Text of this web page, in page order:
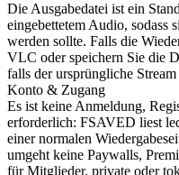
Die Ausgabedatei ist ein
eingebettetem Audio, sodass
werden sollte. Falls die
VLC oder speichern Sie die
falls der ursprüngliche
Konto & Zugang
Es ist keine Anmeldung,
erforderlich: FSAVED liest
einer normalen
umgeht keine Paywalls,
für Mitglieder, private oder